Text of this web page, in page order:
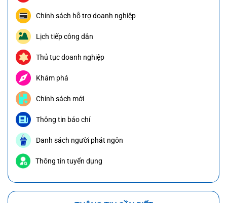
Chính sách hỗ trợ doanh nghiệp
Lịch tiếp công dân
Thủ tục doanh nghiệp
Khám phá
Chính sách mới
Thông tin báo chí
Danh sách người phát ngôn
Thông tin tuyển dụng